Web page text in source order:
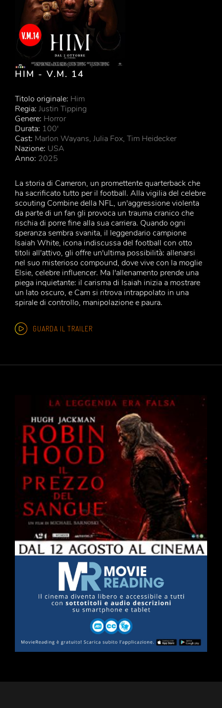
HIM - V.M. 14
Titolo originale: Him
Regia: Justin Tipping
Genere: Horror
Durata: 100'
Cast: Marlon Wayans, Julia Fox, Tim Heidecker
Nazione: USA
Anno: 2025
La storia di Cameron, un promettente quarterback che
ha sacrificato tutto per il football. Alla vigilia del celebre
scouting Combine della NFL, un'aggressione violenta
da parte di un fan gli provoca un trauma cranico che
rischia di porre fine alla sua carriera. Quando ogni
speranza sembra svanita, il leggendario campione
Isaiah White, icona indiscussa del football con otto
titoli all'attivo, gli offre un'ultima possibilità: allenarsi
nel suo misterioso compound, dove vive con la moglie
Elsie, celebre influencer. Ma l'allenamento prende una
piega inquietante: il carisma di Isaiah inizia a mostrare
un lato oscuro, e Cam si ritrova intrappolato in una
spirale di controllo, manipolazione e paura.
GUARDA IL TRAILER